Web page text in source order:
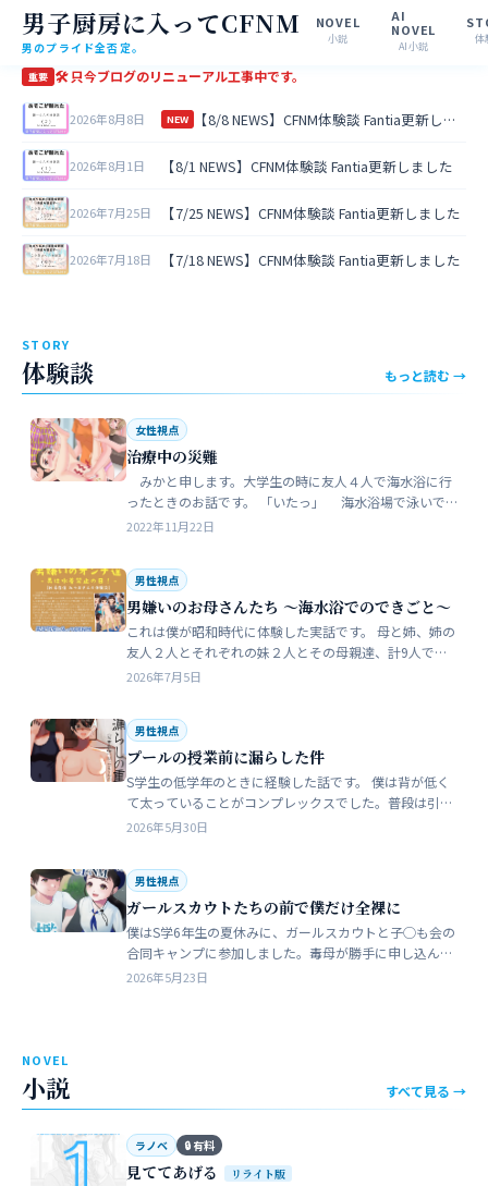
男子厨房に入ってCFNM
男のプライド全否定。
NOVEL
小説
AI
NOVEL
AI小説 体
重要 🛠 只今ブログのリニューアル工事中です。
2026年8月8日 NEW 【8/8 NEWS】CFNM体験談 Fantia更新しました
2026年8月1日 【8/1 NEWS】CFNM体験談 Fantia更新しました
2026年7月25日 【7/25 NEWS】CFNM体験談 Fantia更新しました
2026年7月18日 【7/18 NEWS】CFNM体験談 Fantia更新しました
STORY
体験談 もっと読む →
女性視点
治療中の災難
みかと申します。大学生の時に友人４人で海水浴に行
ったときのお話です。 「いたっ」 海水浴場で泳いで
いたら、友人のしいなが空瓶で足を切っちゃったんで
2022年11月22日
男性視点
男嫌いのお母さんたち 〜海水浴でのできごと〜
これは僕が昭和時代に体験した実話です。 母と姉、姉の
友人２人とそれぞれの妹２人とその母親達、計9人で海
水浴に行きました。当時、僕はS学５年生で姉の美香はC
2026年7月5日
男性視点
プールの授業前に漏らした件
S学生の低学年のときに経験した話です。 僕は背が低く
て太っていることがコンプレックスでした。普段は引っ
込み思案で大人しい性格をしています。 ただ何でもよく
2026年5月30日
男性視点
ガールスカウトたちの前で僕だけ全裸に
僕はS学6年生の夏休みに、ガールスカウトと子◯も会の
合同キャンプに参加しました。毒母が勝手に申し込んだ
強制的なイベントでした。まったく乗り気がしません。
2026年5月23日
NOVEL
小説 すべて見る →
ラノベ 🔒 有料
見ててあげる リライト版